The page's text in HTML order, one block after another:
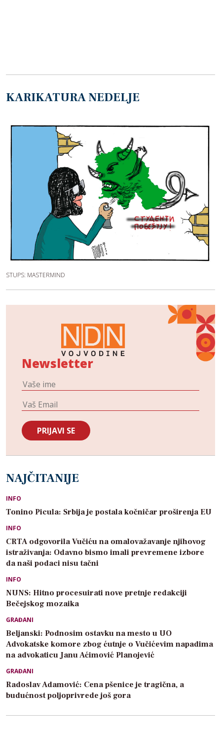
KARIKATURA NEDELJE
STUPS: MASTERMIND
Newsletter
NAJČITANIJE
INFO
Tonino Picula: Srbija je postala kočničar proširenja EU
INFO
CRTA odgovorila Vučiću na omalovažavanje njihovog
istraživanja: Odavno bismo imali prevremene izbore
da naši podaci nisu tačni
INFO
NUNS: Hitno procesuirati nove pretnje redakciji
Bečejskog mozaika
GRAĐANI
Beljanski: Podnosim ostavku na mesto u UO
Advokatske komore zbog ćutnje o Vučićevim napadima
na advokaticu Janu Aćimović Planojević
GRAĐANI
Radoslav Adamović: Cena pšenice je tragična, a
budućnost poljoprivrede još gora